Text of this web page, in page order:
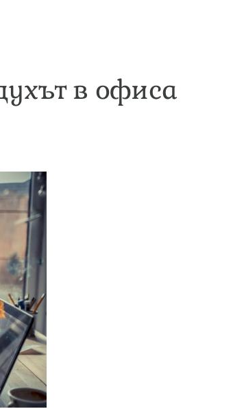
в офиса